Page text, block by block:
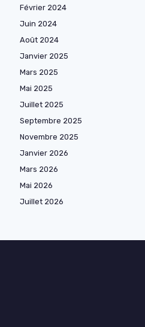
Février 2024
Juin 2024
Août 2024
Janvier 2025
Mars 2025
Mai 2025
Juillet 2025
Septembre 2025
Novembre 2025
Janvier 2026
Mars 2026
Mai 2026
Juillet 2026